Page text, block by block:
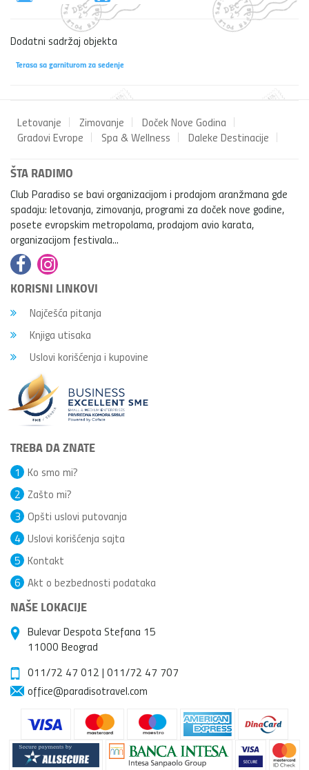
Dodatni sadržaj objekta
Terasa sa garniturom za sedenje
Letovanje Zimovanje
Doček Nove Godina
Gradovi Evrope
Spa & Wellness Daleke Destinacije
ŠTA RADIMO
Club Paradiso se bavi organizacijom i prodajom aranžmana gde
spadaju: letovanja, zimovanja, programi za doček nove godine,
posete evropskim metropolama, prodajom avio karata,
organizacijom festivala...
KORISNI LINKOVI
Najčešća pitanja
Knjiga utisaka
Uslovi korišćenja i kupovine
TREBA DA ZNATE
Ko smo mi?
1
Zašto mi?
2
Opšti uslovi putovanja
3
Uslovi korišćenja sajta
4
Kontakt
5
Akt o bezbednosti podataka
6
NAŠE LOKACIJE
Bulevar Despota Stefana 15
11000 Beograd
011/72 47 012 | 011/72 47 707
office@paradisotravel.com